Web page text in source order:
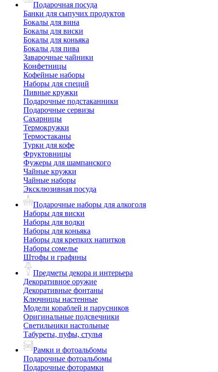
Подарочная посуда
Банки для сыпучих продуктов
Бокалы для вина
Бокалы для виски
Бокалы для коньяка
Бокалы для пива
Заварочные чайники
Конфетницы
Кофейные наборы
Наборы для специй
Пивные кружки
Подарочные подстаканники
Подарочные сервизы
Сахарницы
Термокружки
Термостаканы
Турки для кофе
Фруктовницы
Фужеры для шампанского
Чайные кружки
Чайные наборы
Эксклюзивная посуда
Подарочные наборы для алкоголя
Наборы для виски
Наборы для водки
Наборы для коньяка
Наборы для крепких напитков
Наборы сомелье
Штофы и графины
Предметы декора и интерьера
Декоративное оружие
Декоративные фонтаны
Ключницы настенные
Модели кораблей и парусников
Оригинальные подсвечники
Светильники настольные
Табуреты, пуфы, стулья
Рамки и фотоальбомы
Подарочные фотоальбомы
Подарочные фоторамки